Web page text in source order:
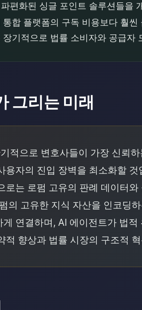
편화된 싱글 포인트 솔루션들을
통합 플랫폼의 구독 비용보다 훨
기적으로 법률 소비자와 공급
그리는 미래
적으로 변호사들이 가장 신뢰
용자의 진입 장벽을 최소화할
로는 로펌 고유의 판례 데이터
의 고유한 지식 자산을 인코딩
게 연결하며, AI 에이전트가 법
적 향상과 법률 시장의 구조적